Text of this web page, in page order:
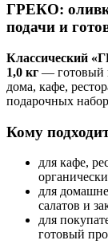
ГРЕКО:
подачи и
Классический
1,0 кг — готовый
дома, кафе,
подарочных
Кому
для кафе,
для
салатов и
для
готовый